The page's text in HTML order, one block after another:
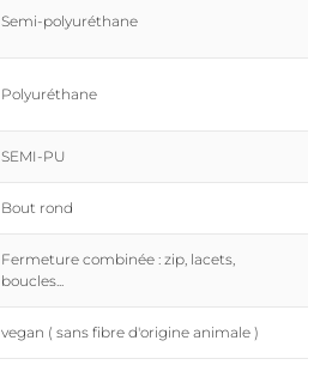
Semi-polyuréthane
Polyuréthane
SEMI-PU
Bout rond
Fermeture combinée : zip, lacets,
boucles...
vegan ( sans fibre d'origine animale )